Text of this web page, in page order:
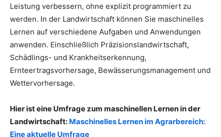
Leistung verbessern, ohne explizit programmiert zu
werden. In der Landwirtschaft können Sie maschinelles
Lernen auf verschiedene Aufgaben und Anwendungen
anwenden. Einschließlich Präzisionslandwirtschaft,
Schädlings- und Krankheitserkennung,
Ernteertragsvorhersage, Bewässerungsmanagement und
Wettervorhersage.
Hier ist eine Umfrage zum maschinellen Lernen in der
Landwirtschaft: Maschinelles Lernen im Agrarbereich:
Eine aktuelle Umfrage